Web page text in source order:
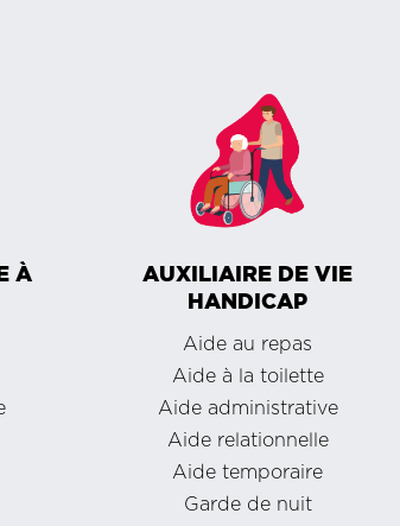
À
AUXILIAIRE DE VIE
HANDICAP
Aide au repas
Aide à la toilette
Aide administrative
Aide relationnelle
Aide temporaire
Garde de nuit